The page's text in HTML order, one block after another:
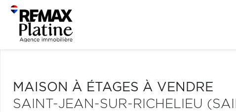
MAISON À ÉTAGES À VENDRE
SAINT-JEAN-SUR-RICHELIEU